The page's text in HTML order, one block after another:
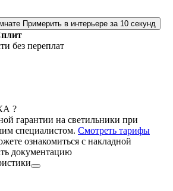
Примерить в интерьере за 10 секунд
без переплат
?
гарантии на светильники при
специалистом. Смотреть тарифы
ознакомиться с накладной
документацию